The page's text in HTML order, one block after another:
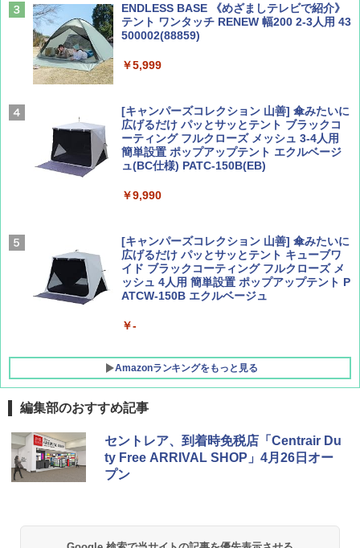
AIRLINE（エアライン）2026年9月号【特
集】ボーイング110周年を祝して！
￥1,760
A26 地球の歩き方 チェコ ポーランド スロヴ
ァキア 2026～2027 地球の歩き方A ヨーロッ
ENDLESS BASE 《めざましテレビで紹介》
テント ワンタッチ RENEW 幅200 2-3人用 43
500002(88859)
￥5,999
[キャンパーズコレクション 山善] 傘みたいに
広げるだけ パッとサッとテント ブラックコ
ーティング フルクローズ メッシュ 3-4人用
簡単設置 ポップアップテント エクルベージ
ュ(BC仕様) PATC-150B(EB)
￥9,990
[キャンパーズコレクション 山善] 傘みたいに
広げるだけ パッとサッとテント キューブワ
イド ブラックコーティング フルクローズ メ
ッシュ 4人用 簡単設置 ポップアップテント P
ATCW-150B エクルベージュ
￥-
Amazonランキングをもっと見る
DEWEL パラソル 大型 ビーチ アウトドアパ
ラソル ガーデン サイトシート付 折りたたみ
防水 UVカット 4段階高さ調整 軽量 収納袋付
き
編集部のおすすめ記事
セントレア、到着時免税店「Centrair Du
ty Free ARRIVAL SHOP」4月26日オー
プン